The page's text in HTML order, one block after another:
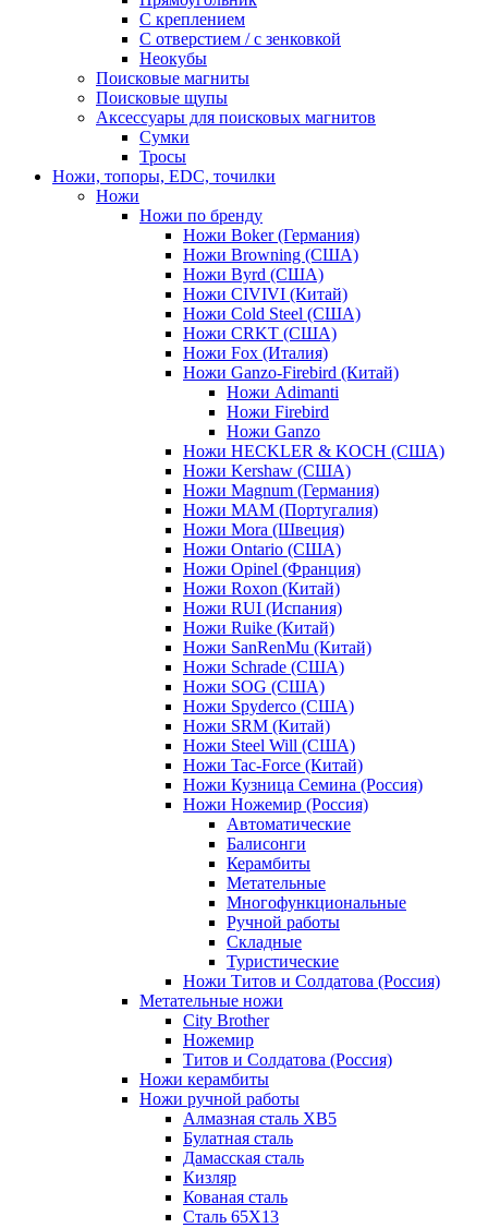
С креплением
С отверстием / с зенковкой
Неокубы
Поисковые магниты
Поисковые щупы
Аксессуары для поисковых магнитов
Сумки
Тросы
Ножи, топоры, EDC, точилки
Ножи
Ножи по бренду
Ножи Boker (Германия)
Ножи Browning (США)
Ножи Byrd (США)
Ножи CIVIVI (Китай)
Ножи Cold Steel (США)
Ножи CRKT (США)
Ножи Fox (Италия)
Ножи Ganzo-Firebird (Китай)
Ножи Adimanti
Ножи Firebird
Ножи Ganzo
Ножи HECKLER & KOCH (США)
Ножи Kershaw (США)
Ножи Magnum (Германия)
Ножи MAM (Португалия)
Ножи Mora (Швеция)
Ножи Ontario (США)
Ножи Opinel (Франция)
Ножи Roxon (Китай)
Ножи RUI (Испания)
Ножи Ruike (Китай)
Ножи SanRenMu (Китай)
Ножи Schrade (США)
Ножи SOG (США)
Ножи Spyderco (США)
Ножи SRM (Китай)
Ножи Steel Will (США)
Ножи Tac-Force (Китай)
Ножи Кузница Семина (Россия)
Ножи Ножемир (Россия)
Автоматические
Балисонги
Керамбиты
Метательные
Многофункциональные
Ручной работы
Складные
Туристические
Ножи Титов и Солдатова (Россия)
Метательные ножи
City Brother
Ножемир
Титов и Солдатова (Россия)
Ножи керамбиты
Ножи ручной работы
Алмазная сталь ХВ5
Булатная сталь
Дамасская сталь
Кизляр
Кованая сталь
Сталь 65Х13